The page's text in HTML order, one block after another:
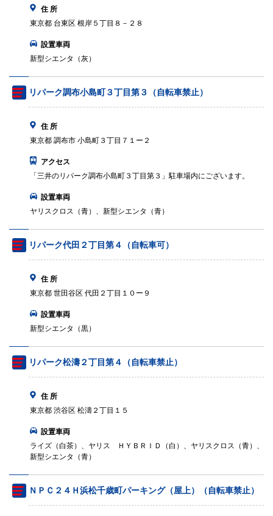
住 所
東京都 台東区 根岸５丁目８－２８
設置車両
新型シエンタ（灰）
リパーク調布小島町３丁目第３（自転車禁止）
住 所
東京都 調布市 小島町３丁目７１ー２
アクセス
「三井のリパーク調布小島町３丁目第３」駐車場内にございます。
設置車両
ヤリスクロス（青）、新型シエンタ（青）
リパーク代田２丁目第４（自転車可）
住 所
東京都 世田谷区 代田２丁目１０ー９
設置車両
新型シエンタ（黒）
リパーク松濤２丁目第４（自転車禁止）
住 所
東京都 渋谷区 松濤２丁目１５
設置車両
ライズ（白茶）、ヤリス ＨＹＢＲＩＤ（白）、ヤリスクロス（青）、
新型シエンタ（青）
ＮＰＣ２４Ｈ浜松千歳町パーキング（屋上）（自転車禁止）